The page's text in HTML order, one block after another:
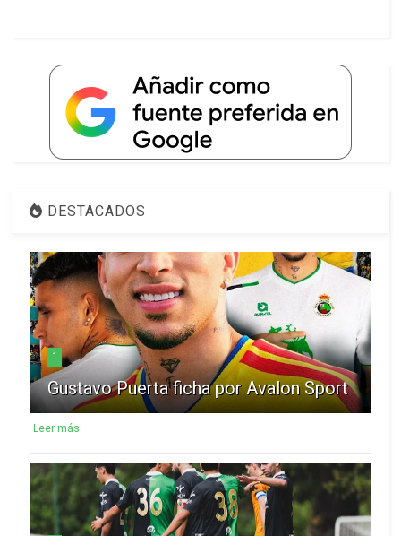
DESTACADOS
1
Gustavo Puerta ficha por Avalon Sport
Leer más